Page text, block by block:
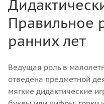
Правильное
ранних лет
Ведущая роль в
отведена предметной
мягкие дидактические